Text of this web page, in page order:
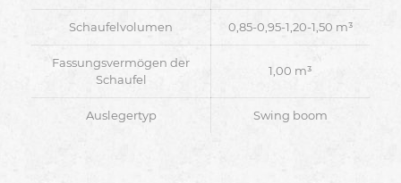
Schaufelvolumen 0,85-0,95-1,20-1,50 m³
Fassungsvermögen der
Schaufel
1,00 m³
Auslegertyp Swing boom